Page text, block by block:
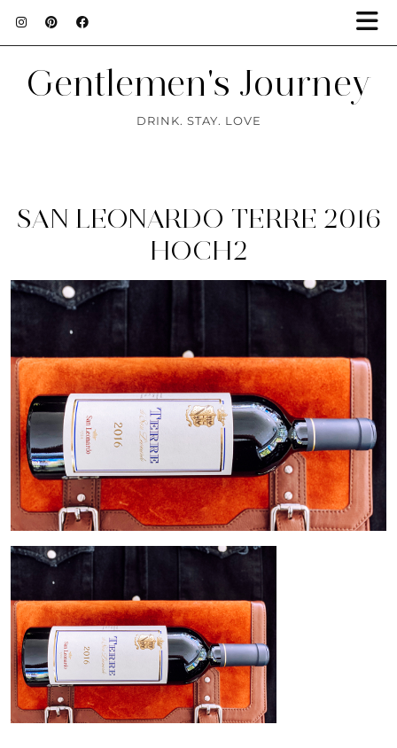
Gentlemen's Journey
DRINK. STAY. LOVE
SAN LEONARDO TERRE 2016
HOCH2